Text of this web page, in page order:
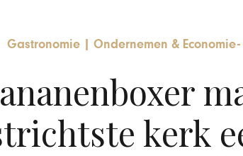
Gastronomie | Ondernemen & Economie-
kerk